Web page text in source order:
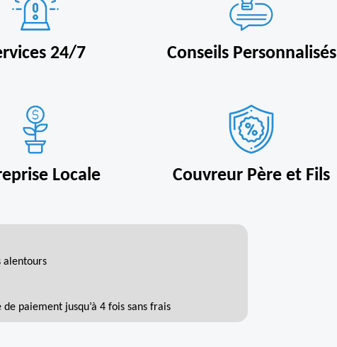
24/7 Conseils Personnalisés
Locale Couvreur Père et Fils
alentours
paiement jusqu’à 4 fois sans frais